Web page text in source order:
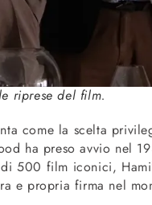
riprese del film.
come la scelta
ha preso avvio nel
500 film iconici,
e propria firma nel